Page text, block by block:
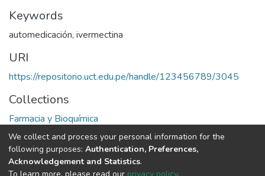
Keywords
automedicación, ivermectina
URI
https://repositorio.uct.edu.pe/handle/123456789/3045
Collections
Farmacia y Bioquímica
Full item page
We collect and process your personal information for the
following purposes: Authentication, Preferences,
Acknowledgement and Statistics.